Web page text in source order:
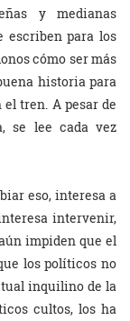
y medianas
escriben para los
cómo ser más
historia para
tren. A pesar de
se lee cada vez
eso, interesa a
intervenir,
impiden que el
los políticos no
inquilino de la
cultos, los ha